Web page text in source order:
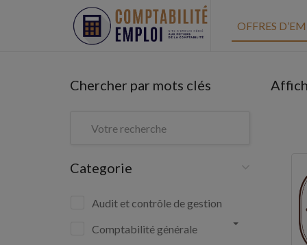
OFFRES
Chercher par mots clés
Categorie
Audit et contrôle de gestion
Comptabilité générale